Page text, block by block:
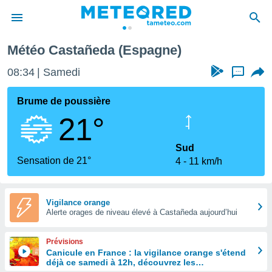
de
Météo Castañeda (Espagne)
08:34 Samedi ...
Brume de poussière
21°
Sensation de 21°
Sud
4
11 km/h
Vigilance orange
Alerte orages de niveau élevé à Castañeda aujourd’hui
Prévisions
Canicule en France : la vigilance orange s'étend
déjà ce samedi à 12h, découvrez les